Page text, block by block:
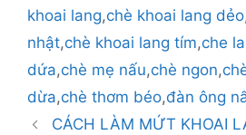
khoai lang,chè khoai lang dẻo
nhật,chè khoai lang tím,che
dứa,chè mẹ nấu,chè ngon,
dừa,chè thơm béo,đàn ông
CÁCH LÀM MỨT KHOAI